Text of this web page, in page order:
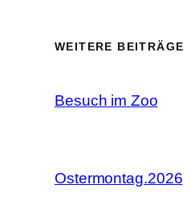
WEITERE BEITRÄGE
Besuch im Zoo
Ostermontag.2026